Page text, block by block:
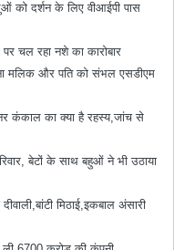
को दर्शन के लिए वीआईपी पास
चल रहा नशे का कारोबार
मलिक और पति को संभल एसडीएम
कंकाल का क्या है रहस्य,जांच से
बेटों के साथ बहुओं ने भी उठाया
मिठाई,इकबाल अंसारी